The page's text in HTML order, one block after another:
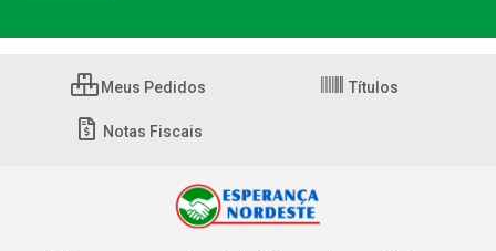
Meus Pedidos Títulos
Notas Fiscais